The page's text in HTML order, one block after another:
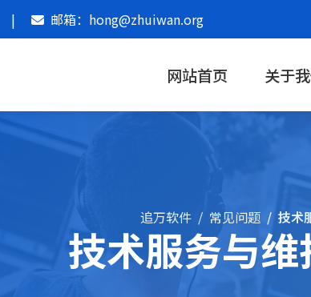
| 邮箱：hong@zhuiwan.org
网站首页 关于
追万软件 常见问题 技术
技术服务与